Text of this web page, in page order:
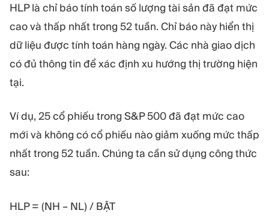
HLP là chỉ báo tính toán số lượng tài sản đã đạt mức
cao và thấp nhất trong 52 tuần. Chỉ báo này hiển thị
dữ liệu được tính toán hàng ngày. Các nhà giao dịch
có đủ thông tin để xác định xu hướng thị trường hiện
tại.
Ví dụ, 25 cổ phiếu trong S&P 500 đã đạt mức cao
mới và không có cổ phiếu nào giảm xuống mức thấp
nhất trong 52 tuần. Chúng ta cần sử dụng công thức
sau:
HLP = (NH – NL) / BẬT